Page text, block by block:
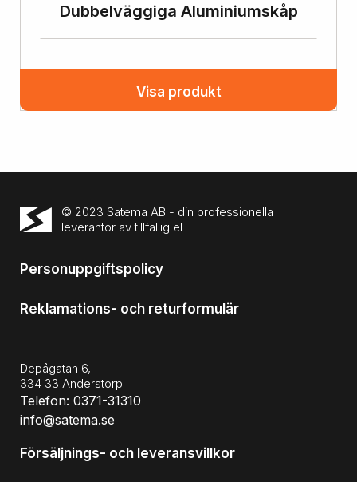
Dubbelväggiga Aluminiumskåp
Visa produkt
© 2023 Satema AB - din professionella
leverantör av tillfällig el
Personuppgiftspolicy
Reklamations- och returformulär
Depågatan 6,
334 33 Anderstorp
Telefon: 0371-31310
info@satema.se
Försäljnings- och leveransvillkor